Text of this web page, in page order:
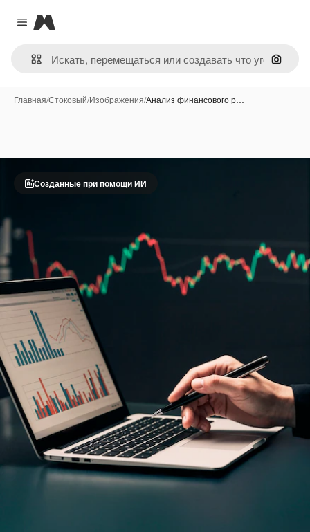
Close menu
Magnific
Поиск
Главная/Стоковый/Изображения/Анализ финансового р…
Созданные при помощи ИИ